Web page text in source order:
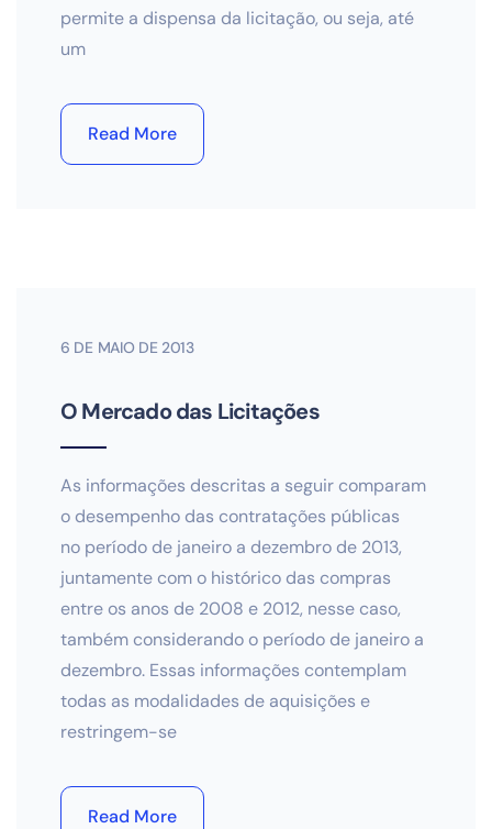
permite a dispensa da licitação, ou seja, até
um
Read More
6 DE MAIO DE 2013
O Mercado das Licitações
As informações descritas a seguir comparam
o desempenho das contratações públicas
no período de janeiro a dezembro de 2013,
juntamente com o histórico das compras
entre os anos de 2008 e 2012, nesse caso,
também considerando o período de janeiro a
dezembro. Essas informações contemplam
todas as modalidades de aquisições e
restringem-se
Read More